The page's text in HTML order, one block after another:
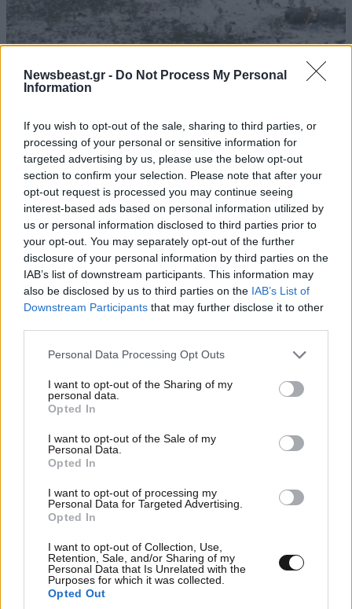
Newsbeast.gr - Do Not Process My Personal
Information
If you wish to opt-out of the sale, sharing to third parties, or
processing of your personal or sensitive information for
targeted advertising by us, please use the below opt-out
section to confirm your selection. Please note that after your
opt-out request is processed you may continue seeing
interest-based ads based on personal information utilized by
us or personal information disclosed to third parties prior to
your opt-out. You may separately opt-out of the further
disclosure of your personal information by third parties on the
IAB’s list of downstream participants. This information may
also be disclosed by us to third parties on the IAB’s List of
Downstream Participants that may further disclose it to other
Please note that this website/app uses one or more Google
not limited to your visit or usage behaviour. You may click to
grant or deny consent to Google and its third-party tags to
use your data for below specified purposes in below Google
consent section.
Personal Data Processing Opt Outs
I want to opt-out of the Sharing of my
personal data.
Opted In
I want to opt-out of the Sale of my
Personal Data.
Opted In
I want to opt-out of processing my
Personal Data for Targeted Advertising.
Opted In
I want to opt-out of Collection, Use,
Retention, Sale, and/or Sharing of my
Personal Data that Is Unrelated with the
Purposes for which it was collected.
Opted Out
Στέρεψε η λιμνοθάλασσα Καλοχωρίου από την
παρατεταμένη ανομβρία
Βίντεο από τις μικροσκοπικές δίνες στην
επιφάνεια